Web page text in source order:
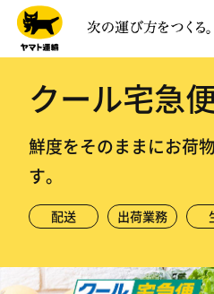
クール宅急
鮮度をそのままにお荷
す。
配送 出荷業務